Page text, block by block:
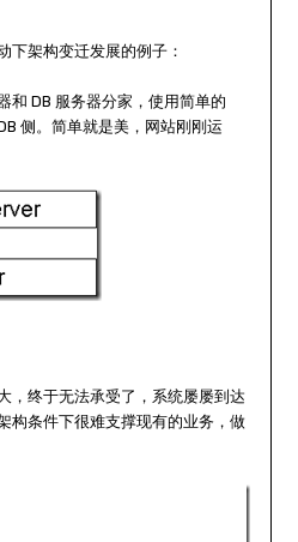
下架构变迁发展的例子：
和 DB 服务器分家，使用简单的
侧。简单就是美，网站刚刚运
，终于无法承受了，系统屡屡到达
构条件下很难支撑现有的业务，做